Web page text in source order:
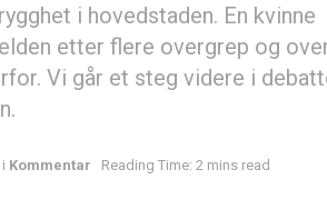
i hovedstaden. En kvinne
etter flere overgrep og
Vi går et steg videre i
i Kommentar Reading Time: 2 mins read